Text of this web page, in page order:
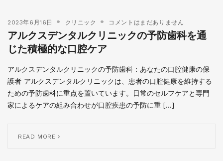
2023年6月16日 クリニック コメントはまだありません
アルクスデンタルクリニックの予防歯科を通
じた積極的な口腔ケア
アルクスデンタルクリニックの予防歯科：あなたの口腔健康の保
護者 アルクスデンタルクリニックは、患者の口腔健康を維持する
ための予防歯科に重点を置いています。日常のセルフケアと専門
家によるケアの組み合わせが口腔疾患の予防に重 […]
READ MORE